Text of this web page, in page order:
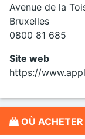
Avenue de la
Bruxelles
0800 81 685
Site web
https://
OÙ